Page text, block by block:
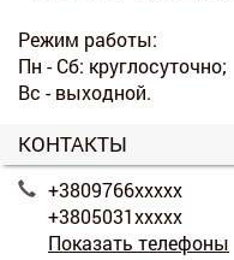
Режим работы:
Пн - Сб: круглосуточно;
Вс - выходной.
КОНТАКТЫ
+3809766xxxxx
+3805031xxxxx
Показать телефоны